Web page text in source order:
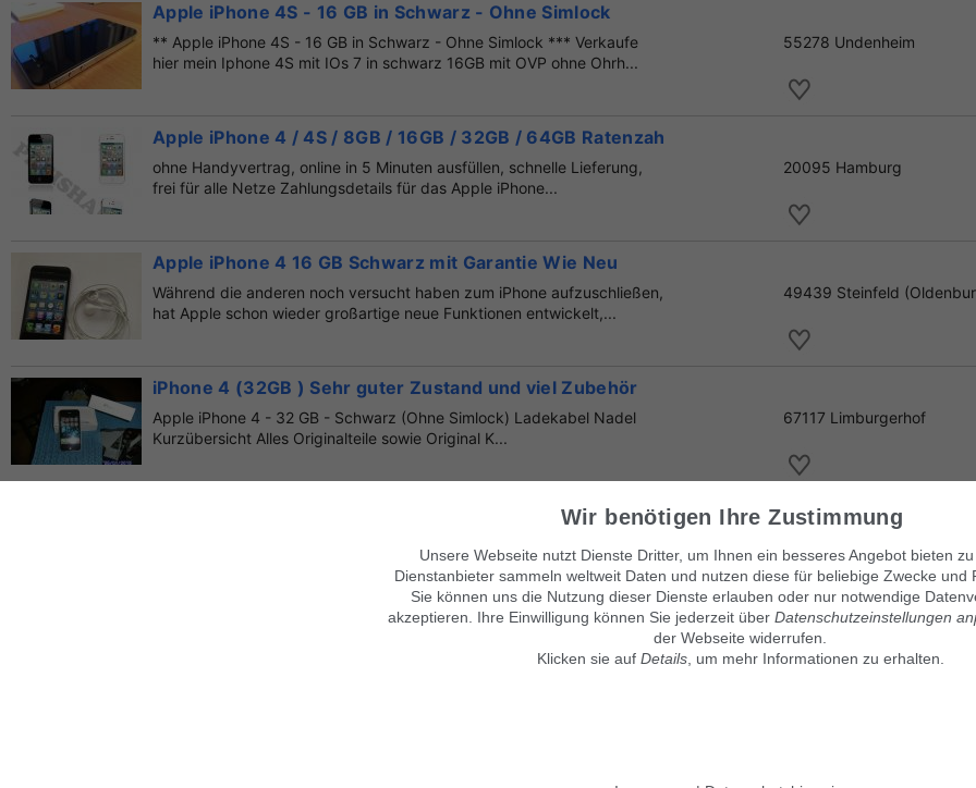
Apple iPhone 4S - 16 GB in Schwarz - Ohne Simlock
** Apple iPhone 4S - 16 GB in Schwarz - Ohne Simlock *** Verkaufe
hier mein Iphone 4S mit IOs 7 in schwarz 16GB mit OVP ohne Ohrh...
55278 Undenheim
Apple iPhone 4 / 4S / 8GB / 16GB / 32GB / 64GB Ratenzahlung NEU
ohne Handyvertrag, online in 5 Minuten ausfüllen, schnelle Lieferung,
frei für alle Netze Zahlungsdetails für das Apple iPhone...
20095 Hamburg
Apple iPhone 4 16 GB Schwarz mit Garantie Wie Neu
Während die anderen noch versucht haben zum iPhone aufzuschließen,
hat Apple schon wieder großartige neue Funktionen entwickelt,...
49439 Steinfeld
iPhone 4 (32GB ) Sehr guter Zustand und viel Zubehör
Apple iPhone 4 - 32 GB - Schwarz (Ohne Simlock) Ladekabel Nadel
Kurzübersicht Alles Originalteile sowie Original K...
67117 Limburgerhof
genützt es wurde nur paar Tage benützt kam damit nicht zurec...
Wir benötigen Ihre Zustimmung
Unsere Webseite nutzt Dienste Dritter, um Ihnen ein besseres Angebot bieten
Dienstanbieter sammeln weltweit Daten und nutzen diese für beliebige Zwecke und
Sie können uns die Nutzung dieser Dienste erlauben oder nur notwendige
akzeptieren. Ihre Einwilligung können Sie jederzeit über Datenschutzeinstellungen
der Webseite widerrufen.
Klicken sie auf Details, um mehr Informationen zu erhalten.